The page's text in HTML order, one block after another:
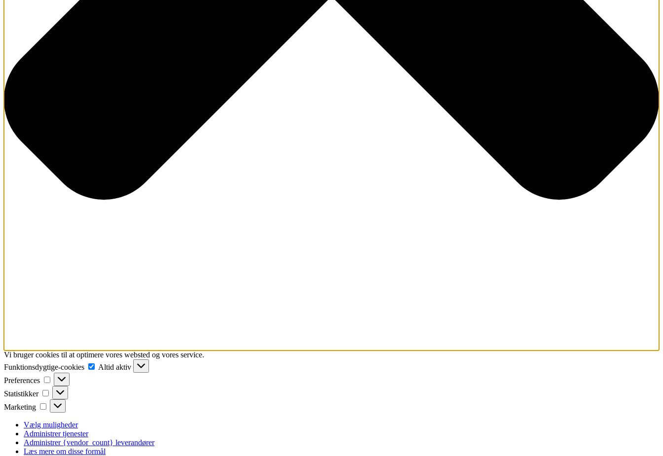
Vi bruger cookies til at optimere vores websted og vores service.
Funktionsdygtige-cookies
Funktionsdygtige-
cookies
Altid aktiv
Preferences
Preferences
Statistikker Statistikker
Marketing Marketing
Vælg muligheder
Administrer tjenester
Administrer {vendor_count} leverandører
Læs mere om disse formål